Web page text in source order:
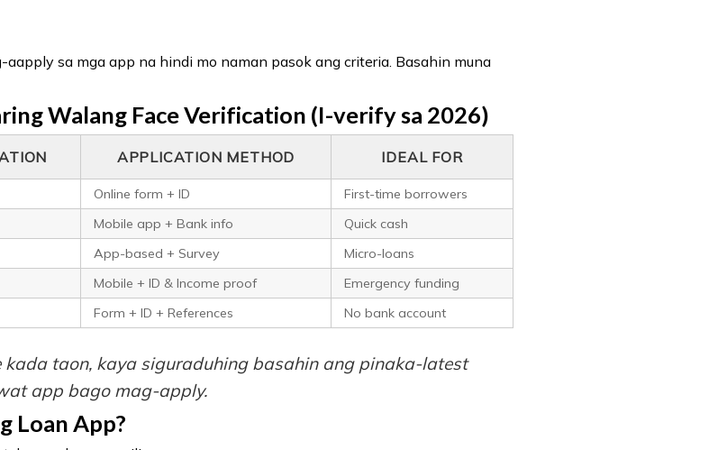
sa mga app na hindi mo naman pasok ang criteria. Basahin muna
Walang Face Verification (I-verify sa 2026)
APPLICATION METHOD IDEAL FOR
Online form + ID
First-time borrowers
Mobile app + Bank info
Quick cash
App-based + Survey
Micro-loans
Mobile + ID & Income proof
Emergency funding
Form + ID + References No bank account
taon, kaya siguraduhing basahin ang pinaka-latest
app bago mag-apply.
Loan App?